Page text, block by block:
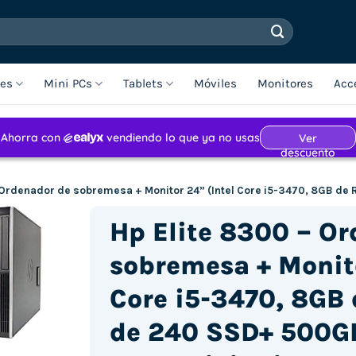
Mini PCs Tablets Móviles Monitores
de sobremesa + Monitor 24” (Intel Core i5-3470, 8GB de
Hp Elite 8300 –
sobremesa +
Core i5-3470, 8GB
de 240 SSD+